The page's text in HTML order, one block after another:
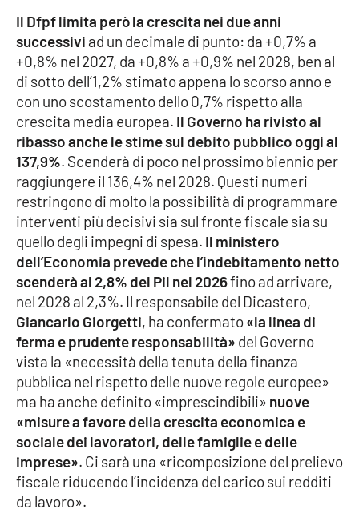
Leggendo Alvaro insieme
Imprese Di Calabria
Le perfidie di Antonella Grippo
Venti di comunicazione
STREAMING
LaC TV
LaC Network
LaC OnAir
EDIZIONI
LOCALI
Catanzaro
Crotone
Vibo Valentia
Il Dfpf limita però la crescita nei due anni
successivi ad un decimale di punto: da +0,7% a
+0,8% nel 2027, da +0,8% a +0,9% nel 2028, ben al
di sotto dell’1,2% stimato appena lo scorso anno e
con uno scostamento dello 0,7% rispetto alla
crescita media europea. Il Governo ha rivisto al
ribasso anche le stime sul debito pubblico oggi al
137,9%. Scenderà di poco nel prossimo biennio per
raggiungere il 136,4% nel 2028. Questi numeri
restringono di molto la possibilità di programmare
interventi più decisivi sia sul fronte fiscale sia su
quello degli impegni di spesa. Il ministero
dell’Economia prevede che l’indebitamento netto
scenderà al 2,8% del Pil nel 2026fino ad arrivare,
nel 2028 al 2,3%. Il responsabile del Dicastero,
Giancarlo Giorgetti, ha confermato«la linea di
ferma e prudente responsabilità» del Governo
vista la «necessità della tenuta della finanza
pubblica nel rispetto delle nuove regole europee»
ma ha anche definito «imprescindibili» nuove
«misure a favore della crescita economica e
sociale dei lavoratori, delle famiglie e delle
imprese». Ci sarà una «ricomposizione del prelievo
fiscale riducendo l’incidenza del carico sui redditi
da lavoro».